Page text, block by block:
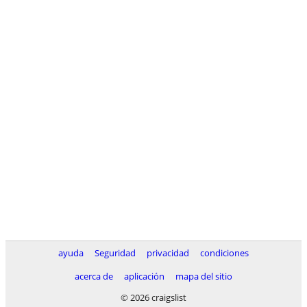
ayuda Seguridad privacidad
condiciones
acerca de
aplicación
mapa del sitio
© 2026 craigslist